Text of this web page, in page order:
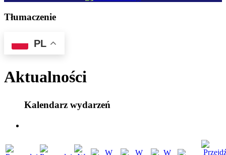
Tłumaczenie
PL
Aktualności
Kalendarz wydarzeń